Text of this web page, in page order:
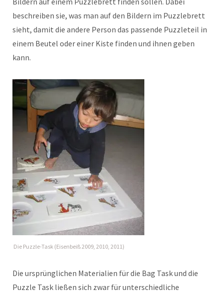
beschreiben sie, was man auf den Bildern im Puzzlebrett
sieht, damit die andere Person das passende Puzzleteil in
einem Beutel oder einer Kiste finden und ihnen geben
kann.
Die Puzzle-Task (Eisenbeiß 2009, 2010, 2011)
Die ursprünglichen Materialien für die Bag Task und die
Puzzle Task ließen sich zwar für unterschiedliche